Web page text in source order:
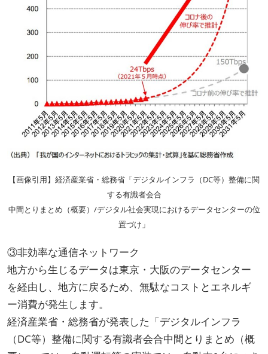
【画像引用】経済産業省・総務省「デジタルインフラ（DC等）整備に関
する有識者会合
中間とりまとめ（概要）/デジタル社会実現におけるデータセンターの位
置づけ」
③非効率な通信ネットワーク
地方から生じるデータは東京・大阪のデータセンター
を経由し、地方に戻るため、無駄なコストとエネルギ
ー消費が発生します。
経済産業省・総務省が発表した「デジタルインフラ
（DC等）整備に関する有識者会合中間とりまとめ（概